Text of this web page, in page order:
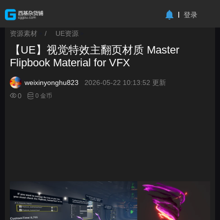
登录
资源素材 / UE资源
【UE】视觉特效主翻页材质 Master
Flipbook Material for VFX
weixinyonghu823
2026-05-22 10:13:52 更新
0
0 金币